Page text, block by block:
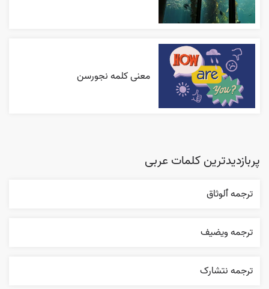
معنی کلمه نجورسن
پربازدیدترین کلمات عربی
ترجمه ٱلوثاق
ترجمه ويضيف
ترجمه نتشارک